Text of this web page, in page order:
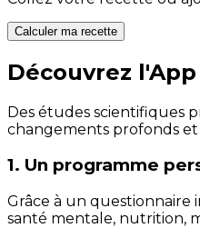
Calculer ma recette
Découvrez
Des études scientifiques
changements profonds et
1. Un programme
Grâce à un questionnaire
santé mentale, nutrition,